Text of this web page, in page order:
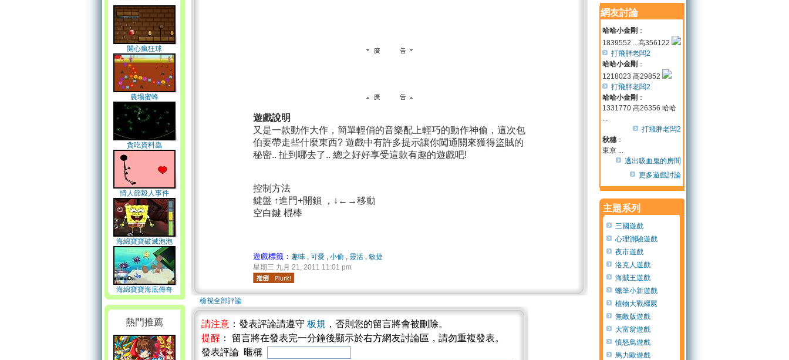
開心瘋狂球
農場蜜蜂
貪吃資料蟲
情人節殺人事件
海綿寶寶破滅泡泡
海綿寶寶海底傳奇
熱門推薦
遊戲說明
又是一款動作大作，簡單輕俏的音樂配上輕巧的動作神偷，這次包
伯要帶走些什麼東西? 遊戲中有許多提示讓你闖通關來獲得盜賊的
秘密.. 扯到哪去了.. 總之好好享受這款有趣的遊戲吧!
控制方法
鍵盤 ↑進門+開鎖 ，↓←→移動
空白鍵 棍棒
遊戲標籤： 趣味 , 可愛 , 小偷 , 靈活 , 敏捷
星期三 九月 21, 2011 11:01 pm
檢視全部評論
請注意 ：發表評論請遵守 板規 ，否則您的留言將會被刪除。
提醒 ： 留言將在發表完一分鐘後顯示於右方網友討論區，請勿重複發表。
發表評論 暱稱
網友討論
哈哈小金剛 ：
1839552 ...高356122
打飛胖老闆2
哈哈小金剛 ：
1218023 高29852
打飛胖老闆2
哈哈小金剛 ：
1331770 高26356 哈哈
...
打飛胖老闆2
秋穗：
東京 ...
逃出吸血鬼的房間
更多遊戲討論
主題系列
三國遊戲
心理測驗遊戲
夜市遊戲
洛克人遊戲
海賊王遊戲
蠟筆小新遊戲
植物大戰殭屍
無敵版遊戲
大富翁遊戲
憤怒鳥遊戲
馬力歐遊戲